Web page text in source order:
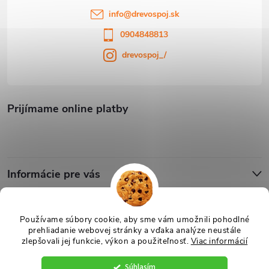
Používame súbory cookie, aby sme vám umožnili pohodlné
prehliadanie webovej stránky a vďaka analýze neustále
zlepšovali jej funkcie, výkon a použiteľnosť. Viac informácií
Prijímame online platby
info@drevospoj.sk
0904848813
drevospoj_/
Informácie pre vás
cookies